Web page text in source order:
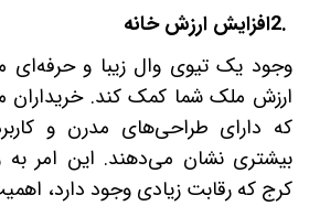
2.افزایش ارزش خانه
وجود یک تیوی وال زیبا و حرفه‌ای
ارزش ملک شما کمک کند. خریداران
که دارای طراحی‌های مدرن و
بیشتری نشان می‌دهند. این امر به
کرج که رقابت زیادی وجود دارد،